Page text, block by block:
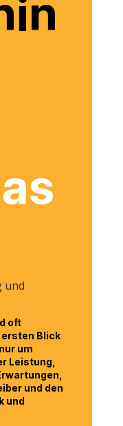
und
oft
Blick
um
Leistung,
und den
und